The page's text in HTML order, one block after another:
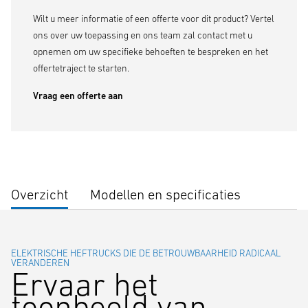
Wilt u meer informatie of een offerte voor dit product? Vertel
ons over uw toepassing en ons team zal contact met u
opnemen om uw specifieke behoeften te bespreken en het
offertetraject te starten.
Vraag een offerte aan
Overzicht Modellen en specificaties
ELEKTRISCHE HEFTRUCKS DIE DE BETROUWBAARHEID RADICAAL
VERANDEREN
Ervaar het